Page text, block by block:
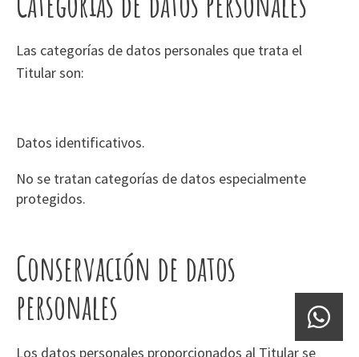
Las categorías de datos personales que trata el
Titular son:
Datos identificativos.
No se tratan categorías de datos especialmente
protegidos.
Conservación de datos
personales
Los datos personales proporcionados al Titular se